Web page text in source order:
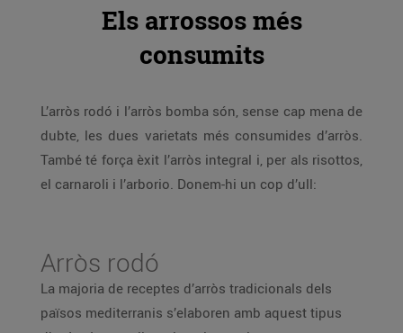
Els arrossos més
consumits
L’arròs rodó i l’arròs bomba són, sense cap mena de
dubte, les dues varietats més consumides d’arròs.
També té força èxit l’arròs integral i, per als risottos,
el carnaroli i l’arborio. Donem-hi un cop d’ull:
Arròs rodó
La majoria de receptes d’arròs tradicionals dels
països mediterranis s’elaboren amb aquest tipus